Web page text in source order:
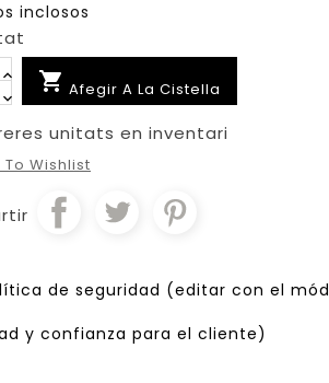
inclosos
 Afegir A La Cistella
unitats en inventari
To Wishlist
de seguridad (editar con el
y confianza para el cliente)